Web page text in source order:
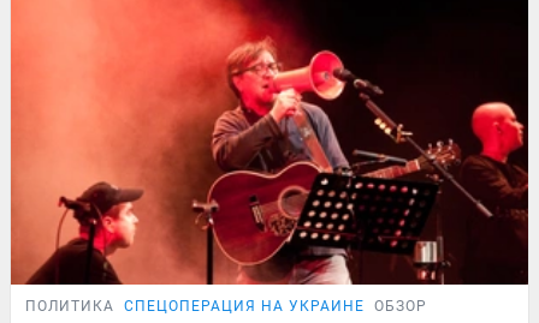
ПОЛИТИКА СПЕЦОПЕРАЦИЯ НА УКРАИНЕ ОБЗОР